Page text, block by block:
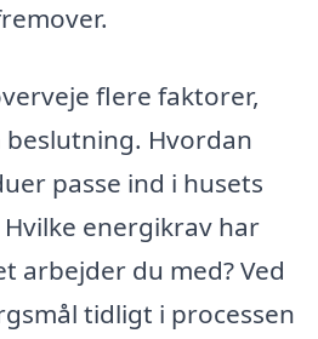
flere faktorer,
Hvordan
passe ind i husets
energikrav har
arbejder du med? Ved
tidligt i processen